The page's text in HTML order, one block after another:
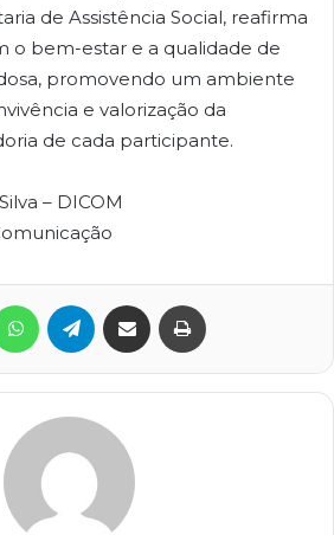
de Assistência Social, reafirma
o bem-estar e a qualidade de
promovendo um ambiente
e valorização da
de cada participante.
– DICOM
WhatsAppTelegramCompartilhar via e-mail